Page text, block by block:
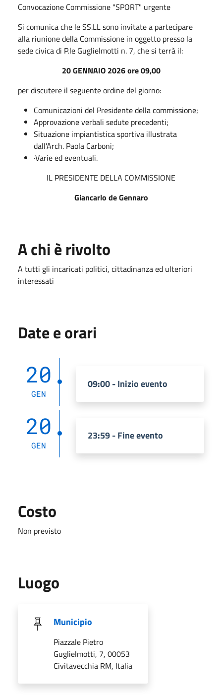
Convocazione Commissione "SPORT" urgente
Si comunica che le SS.LL sono invitate a partecipare
alla riunione della Commissione in oggetto presso la
sede civica di P.le Guglielmotti n. 7, che si terrà il:
20 GENNAIO 2026 ore 09,00
per discutere il seguente ordine del giorno:
Comunicazioni del Presidente della commissione;
Approvazione verbali sedute precedenti;
Situazione impiantistica sportiva illustrata
dall'Arch. Paola Carboni;
·Varie ed eventuali.
IL PRESIDENTE DELLA COMMISSIONE
Giancarlo de Gennaro
A chi è rivolto
A tutti gli incaricati politici, cittadinanza ed ulteriori
interessati
Date e orari
20
GEN
09:00 - Inizio evento
20
GEN
23:59 - Fine evento
Costo
Non previsto
Luogo
Municipio
Piazzale Pietro
Guglielmotti, 7, 00053
Civitavecchia RM, Italia